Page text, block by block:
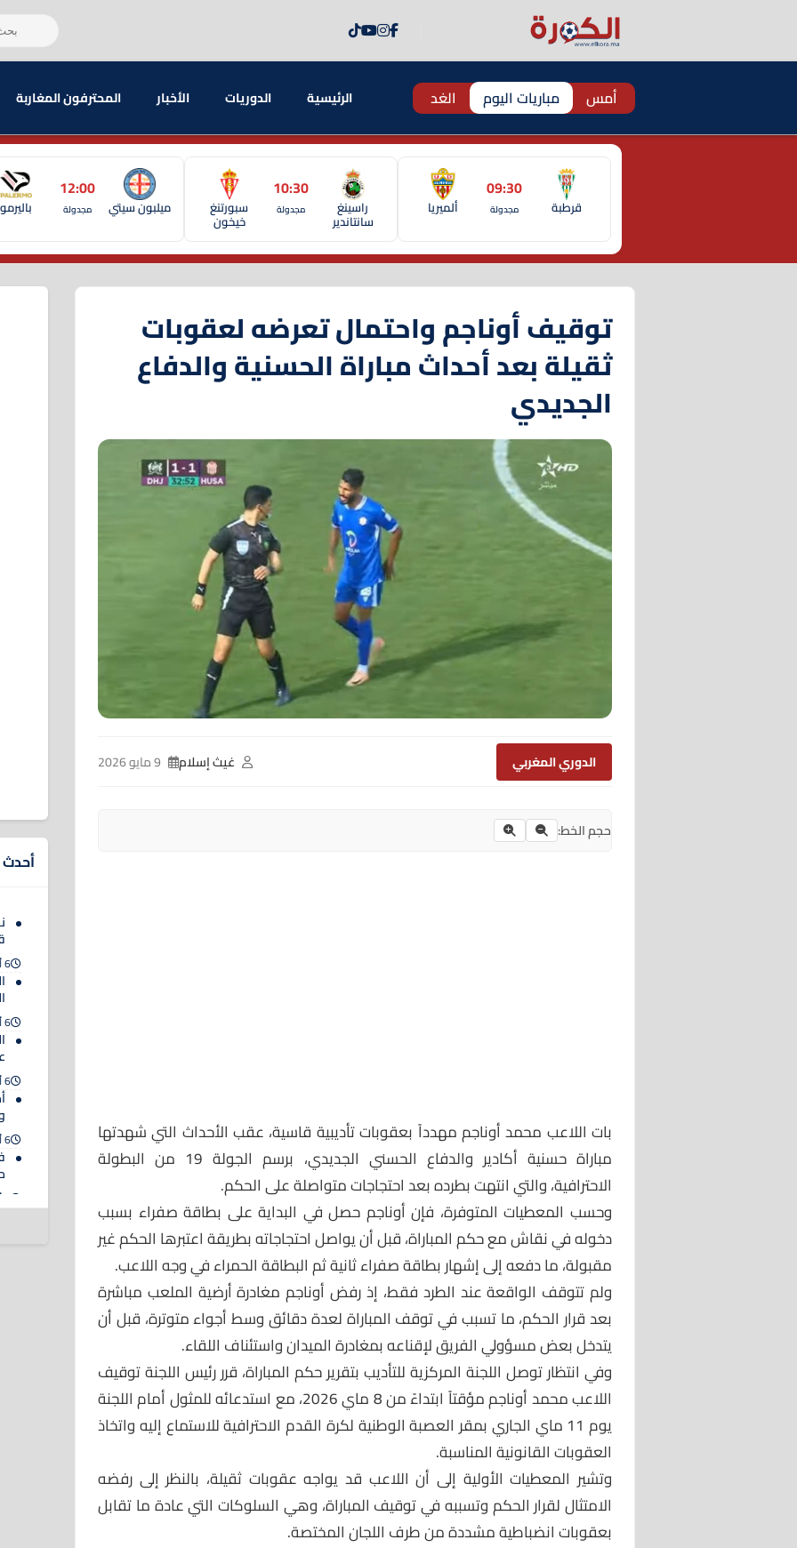
أمس مباريات اليوم الغد الرئيسية الدوريات الأخبار المحترفون المغاربة
قرطبة
09:30
مجدولة ألميريا راسينغ
سانتاندير
10:30
مجدولة سبورتنغ
خيخون
ميلبون سيتي
12:00
مجدولة باليرمو
توقيف أوناجم واحتمال تعرضه لعقوبات
ثقيلة بعد أحداث مباراة الحسنية والدفاع
الجديدي
الدوري المغربي غيث إسلام
حجم الخط:
بات اللاعب محمد أوناجم مهدداً بعقوبات تأديبية قاسية، عقب الأحداث التي شهدتها
مباراة حسنية أكادير والدفاع الحسني الجديدي، برسم الجولة 19 من البطولة
الاحترافية، والتي انتهت بطرده بعد احتجاجات متواصلة على الحكم.
وحسب المعطيات المتوفرة، فإن أوناجم حصل في البداية على بطاقة صفراء بسبب
دخوله في نقاش مع حكم المباراة، قبل أن يواصل احتجاجاته بطريقة اعتبرها الحكم غير
مقبولة، ما دفعه إلى إشهار بطاقة صفراء ثانية ثم البطاقة الحمراء في وجه اللاعب.
ولم تتوقف الواقعة عند الطرد فقط، إذ رفض أوناجم مغادرة أرضية الملعب مباشرة
بعد قرار الحكم، ما تسبب في توقف المباراة لعدة دقائق وسط أجواء متوترة، قبل أن
يتدخل بعض مسؤولي الفريق لإقناعه بمغادرة الميدان واستئناف اللقاء.
وفي انتظار توصل اللجنة المركزية للتأديب بتقرير حكم المباراة، قرر رئيس اللجنة توقيف
اللاعب محمد أوناجم مؤقتاً ابتداءً من 8 ماي 2026، مع استدعائه للمثول أمام اللجنة
يوم 11 ماي الجاري بمقر العصبة الوطنية لكرة القدم الاحترافية للاستماع إليه واتخاذ
العقوبات القانونية المناسبة.
وتشير المعطيات الأولية إلى أن اللاعب قد يواجه عقوبات ثقيلة، بالنظر إلى رفضه
الامتثال لقرار الحكم وتسببه في توقيف المباراة، وهي السلوكات التي عادة ما تقابل
بعقوبات انضباطية مشددة من طرف اللجان المختصة.
أحدث
6 أغسطس 2026
6 أغسطس 2026
6 أغسطس 2026
6 أغسطس 2026